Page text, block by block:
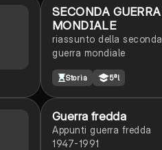
SECONDA GUERRA
MONDIALE
riassunto della seconda
guerra mondiale
Storia 5ªl
Guerra fredda
Appunti guerra fredda
1947-1991